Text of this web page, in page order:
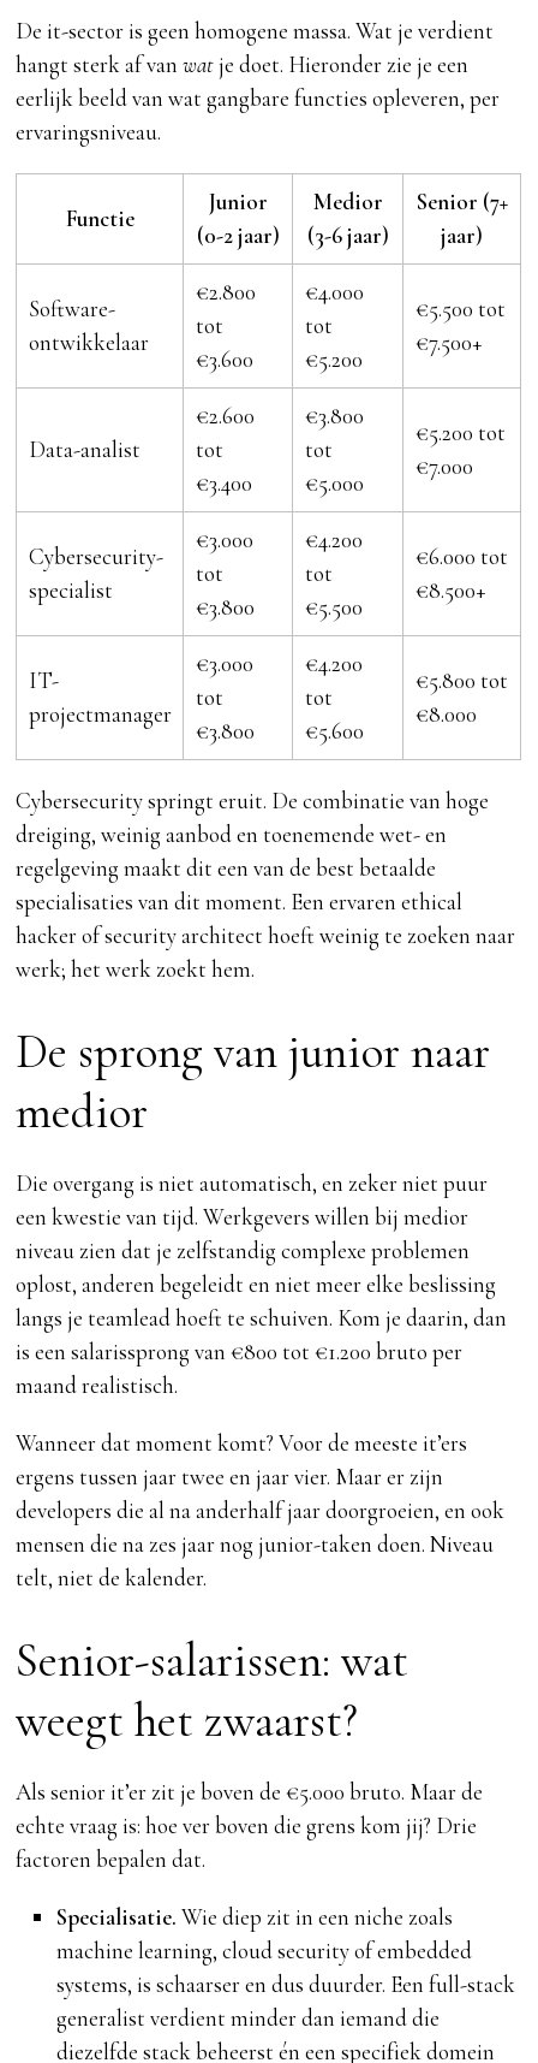
De it-sector is geen homogene massa. Wat je verdient
hangt sterk af vanwatje doet. Hieronder zie je een
eerlijk beeld van wat gangbare functies opleveren, per
ervaringsniveau.
Functie
Junior
(0-2 jaar)
Medior
(3-6 jaar)
Senior (7+
jaar)
Software-
ontwikkelaar
€2.800
tot
€3.600
€4.000
tot
€5.200
€5.500 tot
€7.500+
Data-analist
€2.600
tot
€3.400
€3.800
tot
€5.000
€5.200 tot
€7.000
Cybersecurity-
specialist
€3.000
tot
€3.800
€4.200
tot
€5.500
€6.000 tot
€8.500+
IT-
projectmanager
€3.000
tot
€3.800
€4.200
tot
€5.600
€5.800 tot
€8.000
Cybersecurity springt eruit. De combinatie van hoge
dreiging, weinig aanbod en toenemende wet- en
regelgeving maakt dit een van de best betaalde
specialisaties van dit moment. Een ervaren ethical
hacker of security architect hoeft weinig te zoeken naar
werk; het werk zoekt hem.
De sprong van junior naar
medior
Die overgang is niet automatisch, en zeker niet puur
een kwestie van tijd. Werkgevers willen bij medior
niveau zien dat je zelfstandig complexe problemen
oplost, anderen begeleidt en niet meer elke beslissing
langs je teamlead hoeft te schuiven. Kom je daarin, dan
is een salarissprong van €800 tot €1.200 bruto per
maand realistisch.
Wanneer dat moment komt? Voor de meeste it’ers
ergens tussen jaar twee en jaar vier. Maar er zijn
developers die al na anderhalf jaar doorgroeien, en ook
mensen die na zes jaar nog junior-taken doen. Niveau
telt, niet de kalender.
Senior-salarissen: wat
weegt het zwaarst?
Als senior it’er zit je boven de €5.000 bruto. Maar de
echte vraag is: hoe ver boven die grens kom jij? Drie
factoren bepalen dat.
Specialisatie. Wie diep zit in een niche zoals
machine learning, cloud security of embedded
systems, is schaarser en dus duurder. Een full-stack
generalist verdient minder dan iemand die
diezelfde stack beheerst én een specifiek domein